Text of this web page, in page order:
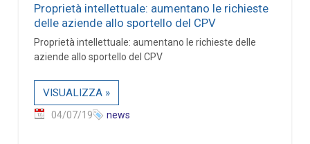
Proprietà intellettuale: aumentano le richieste
delle aziende allo sportello del CPV
Proprietà intellettuale: aumentano le richieste delle
aziende allo sportello del CPV
VISUALIZZA »
04/07/19 news